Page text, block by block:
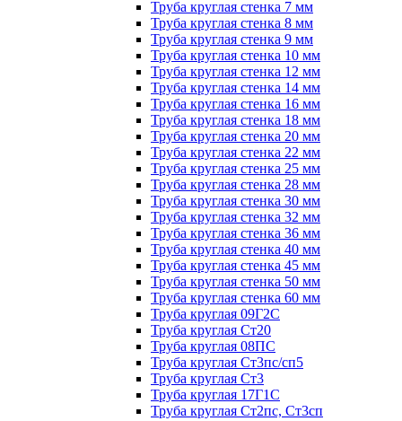
Труба круглая стенка 7 мм
Труба круглая стенка 8 мм
Труба круглая стенка 9 мм
Труба круглая стенка 10 мм
Труба круглая стенка 12 мм
Труба круглая стенка 14 мм
Труба круглая стенка 16 мм
Труба круглая стенка 18 мм
Труба круглая стенка 20 мм
Труба круглая стенка 22 мм
Труба круглая стенка 25 мм
Труба круглая стенка 28 мм
Труба круглая стенка 30 мм
Труба круглая стенка 32 мм
Труба круглая стенка 36 мм
Труба круглая стенка 40 мм
Труба круглая стенка 45 мм
Труба круглая стенка 50 мм
Труба круглая стенка 60 мм
Труба круглая 09Г2С
Труба круглая Ст20
Труба круглая 08ПС
Труба круглая Ст3пс/сп5
Труба круглая Ст3
Труба круглая 17Г1С
Труба круглая Ст2пс, Ст3сп